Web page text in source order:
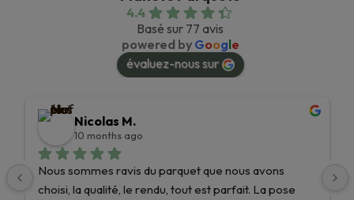
4.4
Basé sur 77 avis
powered by Google
évaluez-nous sur
Nicolas M.
10 months ago
Nous sommes ravis du parquet que nous avons
choisi, la qualité, le rendu, tout est parfait. La pose